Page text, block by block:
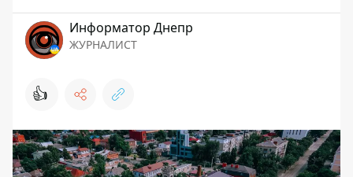
Информатор Днепр
ЖУРНАЛИСТ
👍